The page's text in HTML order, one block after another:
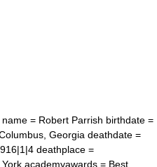
= Robert Parrish birthdate =
Georgia deathdate =
deathplace =
academyawards = Best